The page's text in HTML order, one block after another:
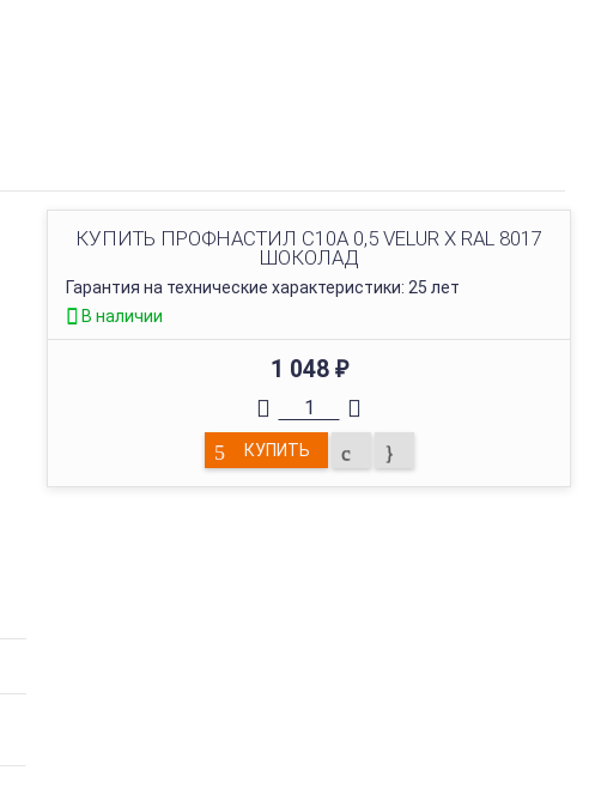
КУПИТЬ ПРОФНАСТИЛ C10A 0,5 VELUR X RAL 8017
ШОКОЛАД
Гарантия на технические характеристики: 25 лет
В наличии
1 048 ₽
КУПИТЬ